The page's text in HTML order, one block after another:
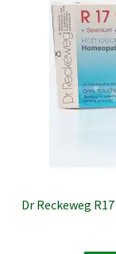
Dr Reckeweg